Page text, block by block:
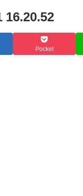
16.20.52
Pocket